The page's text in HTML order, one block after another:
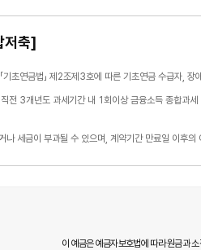
저축]
초연금법」 제2조제3호에 따른 기초연금 수급자,
3개년도 과세기간 내 1회이상 금융소득 종합과
나 세금이 부과될 수 있으며, 계약기간 만료일 이후의
이 예금은 예금자보호법에 따라 원금과